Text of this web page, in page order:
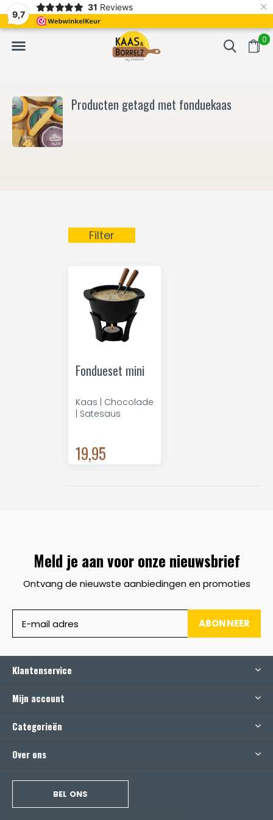
9,7
31 Reviews ×
0
Vers van het mes en gevacumeerd Vaak volgende
Producten getagd met fonduekaas
Filter
Fondueset mini
Kaas | Chocolade
| Satesaus
19,95
Meld je aan voor onze nieuwsbrief
Ontvang de nieuwste aanbiedingen en promoties
ABONNEER
Klantenservice
Mijn account
Categorieën
Over ons
BEL ONS